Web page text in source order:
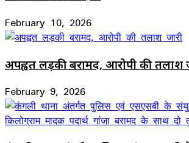
February 10, 2026
अपह्वत लड़की बरामद, आरोपी की तलाश
February 9, 2026